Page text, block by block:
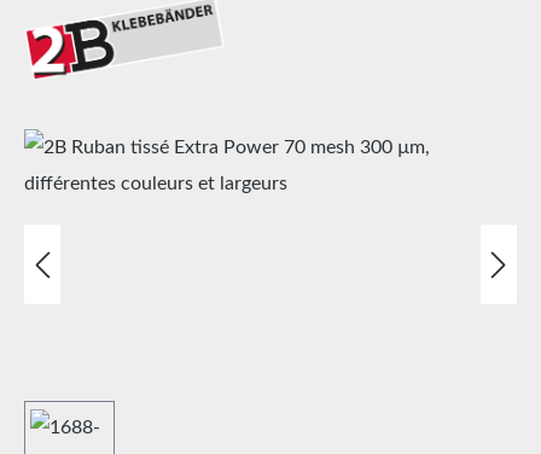
Ignorer la galerie d'images